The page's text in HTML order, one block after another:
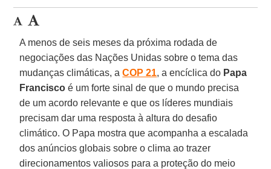
A menos de seis meses da próxima rodada de
negociações das Nações Unidas sobre o tema das
mudanças climáticas, aCOP 21, a encíclica do Papa
Francisco é um forte sinal de que o mundo precisa
de um acordo relevante e que os líderes mundiais
precisam dar uma resposta à altura do desafio
climático. O Papa mostra que acompanha a escalada
dos anúncios globais sobre o clima ao trazer
direcionamentos valiosos para a proteção do meio